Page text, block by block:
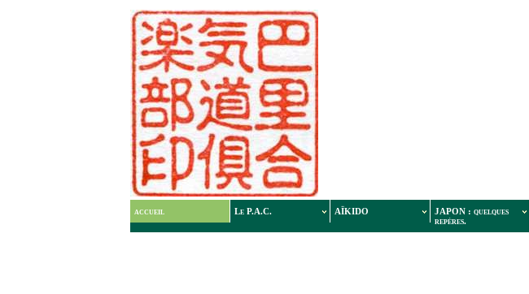
accueil Le P.A.C. AÏKIDO
JAPON : quelques
repères.